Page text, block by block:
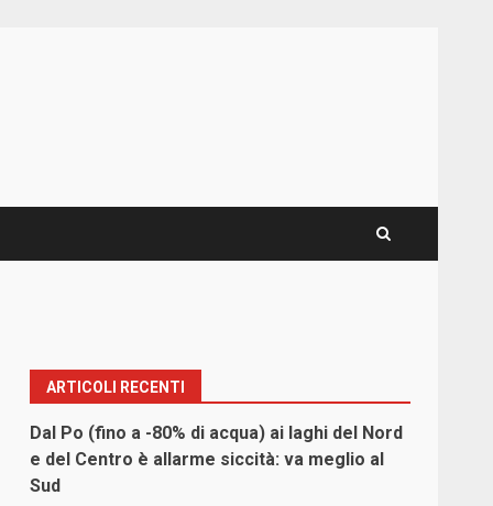
ARTICOLI RECENTI
Dal Po (fino a -80% di acqua) ai laghi del Nord
e del Centro è allarme siccità: va meglio al
Sud